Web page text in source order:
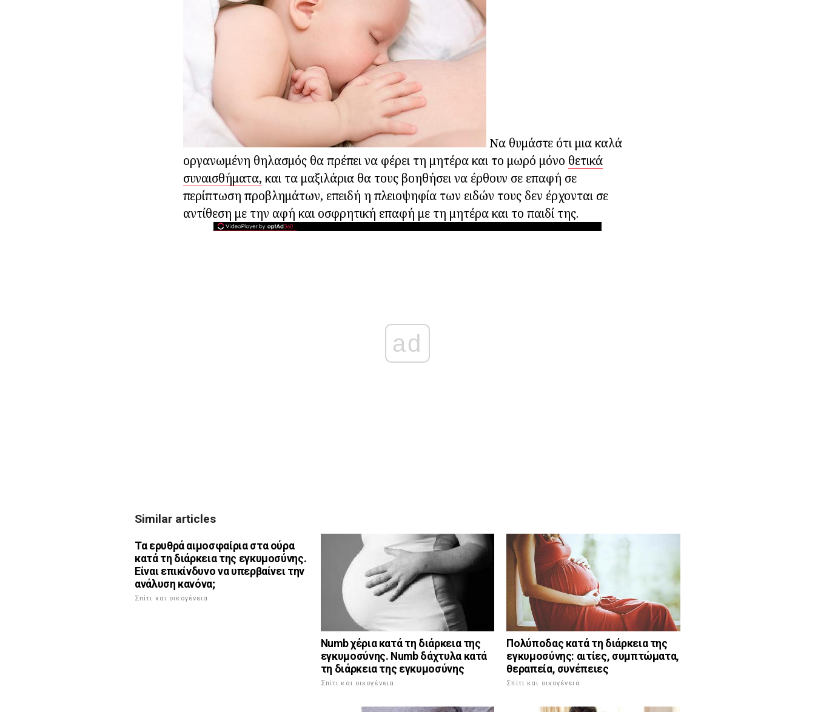
Να θυμάστε ότι μια καλά
οργανωμένη θηλασμός θα πρέπει να φέρει τη μητέρα και το μωρό μόνο θετικά
συναισθήματα, και τα μαξιλάρια θα τους βοηθήσει να έρθουν σε επαφή σε
περίπτωση προβλημάτων, επειδή η πλειοψηφία των ειδών τους δεν έρχονται σε
αντίθεση με την αφή και οσφρητική επαφή με τη μητέρα και το παιδί της.
ad
Similar articles
Τα ερυθρά αιμοσφαίρια στα ούρα
κατά τη διάρκεια της εγκυμοσύνης.
Είναι επικίνδυνο να υπερβαίνει την
ανάλυση κανόνα;
Σπίτι και οικογένεια
Numb χέρια κατά τη διάρκεια της
εγκυμοσύνης. Numb δάχτυλα κατά
τη διάρκεια της εγκυμοσύνης
Σπίτι και οικογένεια
Πολύποδας κατά τη διάρκεια της
εγκυμοσύνης: αιτίες, συμπτώματα,
θεραπεία, συνέπειες
Σπίτι και οικογένεια